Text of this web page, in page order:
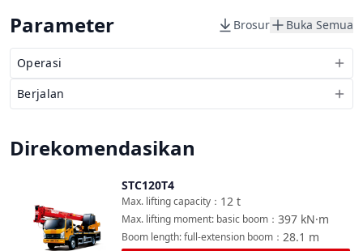
Parameter Brosur Buka Semua
Operasi
Berjalan
Direkomendasikan
STC120T4
12 t
Max. lifting capacity ：
397 kN·m
Max. lifting moment: basic boom ：
28.1 m
Boom length: full-extension boom ：